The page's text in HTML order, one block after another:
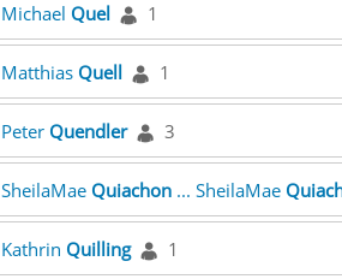
Michael Quel 1
Matthias Quell 1
Peter Quendler 3
SheilaMae Quiachon... SheilaMae
Kathrin Quilling 1